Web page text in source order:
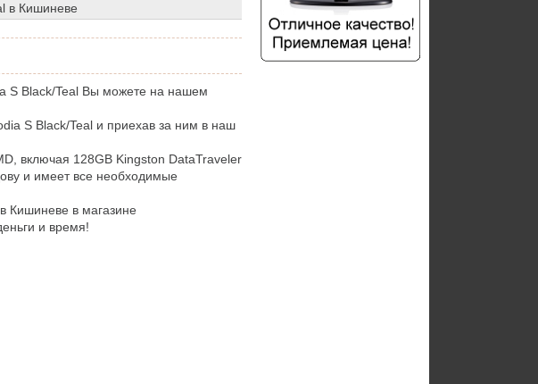
в Кишиневе
S Black/Teal Вы можете на нашем
S Black/Teal и приехав за ним в наш
включая 128GB Kingston DataTraveler
и имеет все необходимые
Кишиневе в магазине
и время!